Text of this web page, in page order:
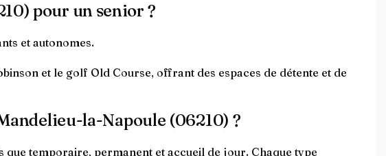
pour un senior ?
et autonomes.
et le golf Old Course, offrant des espaces de détente et de
la-Napoule (06210) ?
temporaire, permanent et accueil de jour. Chaque type